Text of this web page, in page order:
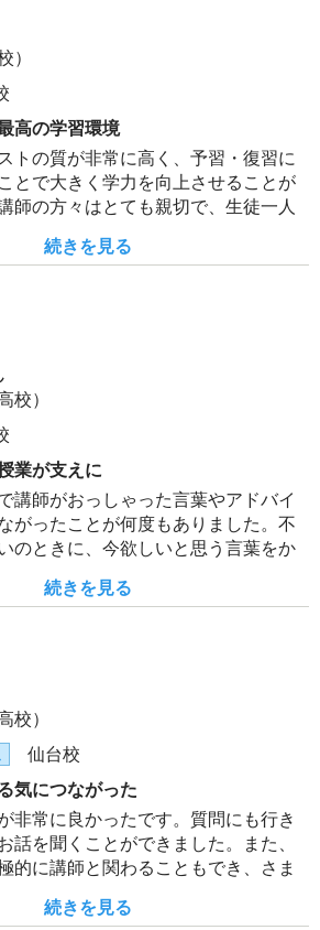
）
高の学習環境
トの質が非常に高く、予習・復習に
とで大きく学力を向上させることが
師の方々はとても親切で、生徒一人
いました。
続きを見る
校）
業が支えに
講師がおっしゃった言葉やアドバイ
がったことが何度もありました。不
のときに、今欲しいと思う言葉をか
続きを見る
校）
仙台校
気につながった
非常に良かったです。質問にも行き
話を聞くことができました。また、
的に講師と関わることもでき、さま
ただき、それを燃料にして頑張るこ
続きを見る